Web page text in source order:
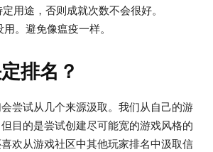
用途，否则成就次数不会很好。
。避免像瘟疫一样。
排名？
尝试从几个来源汲取。我们从自己的游
目的是尝试创建尽可能宽的游戏风格的
欢从游戏社区中其他玩家排名中汲取信